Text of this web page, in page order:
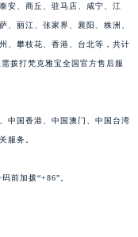
安、商丘、驻马店、咸宁、江
、丽江、张家界、襄阳、株洲、
、攀枝花、香港、台北等，共计
拨打梵克雅宝全国官方售后服
中国香港、中国澳门、中国台湾
服务。
前加拨“+86”。